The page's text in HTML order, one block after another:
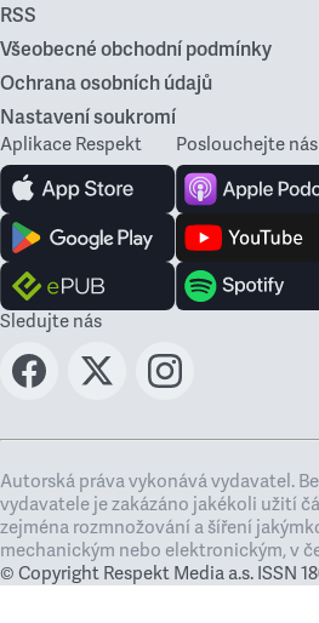
RSS
Všeobecné obchodní podmínky
Ochrana osobních údajů
Nastavení soukromí
Aplikace Respekt Poslouchejte nás
Sledujte nás
Autorská práva vykonává vydavatel.
vydavatele je zakázáno jakékoli užití
zejména rozmnožování a šíření
mechanickým nebo elektronickým, v
© Copyright Respekt Media a.s. ISSN